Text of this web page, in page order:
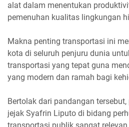
alat dalam menentukan
pemenuhan kualitas lingkungan
Makna penting transportasi ini
kota di seluruh penjuru dunia
transportasi yang tepat guna
yang modern dan ramah bagi
Bertolak dari pandangan
jejak Syafrin Liputo di bidang